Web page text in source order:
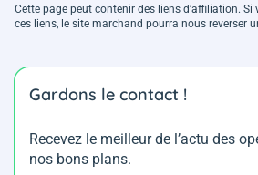
Cette page peut contenir des liens d’affiliation.
ces liens, le site marchand pourra nous reverser
Gardons le contact !
Recevez le meilleur de l’actu des
nos bons plans.